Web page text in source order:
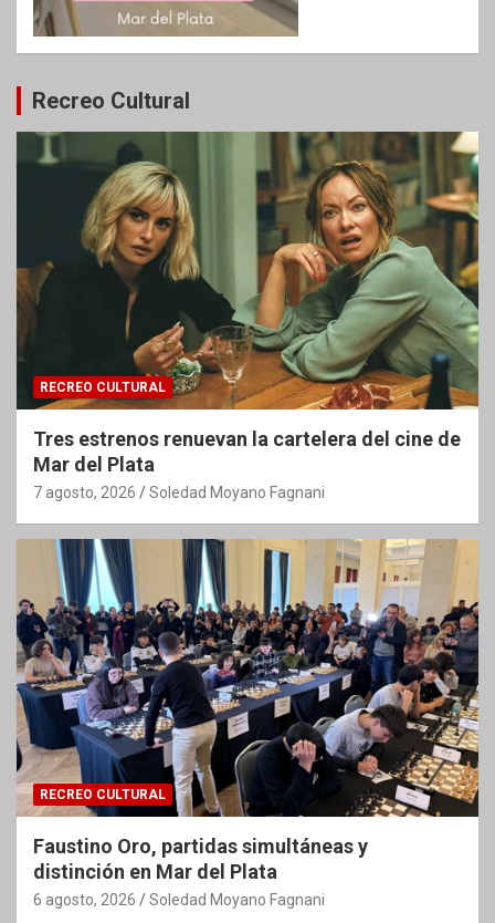
Recreo Cultural
RECREO CULTURAL
Tres estrenos renuevan la cartelera del cine de
Mar del Plata
7 agosto, 2026 Soledad Moyano Fagnani
RECREO CULTURAL
Faustino Oro, partidas simultáneas y
distinción en Mar del Plata
6 agosto, 2026 Soledad Moyano Fagnani